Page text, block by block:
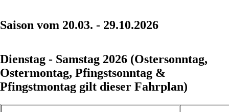
Saison vom 20.03. - 29.10.2026
Dienstag - Samstag 2026 (Ostersonntag,
Ostermontag, Pfingstsonntag &
Pfingstmontag gilt dieser Fahrplan)